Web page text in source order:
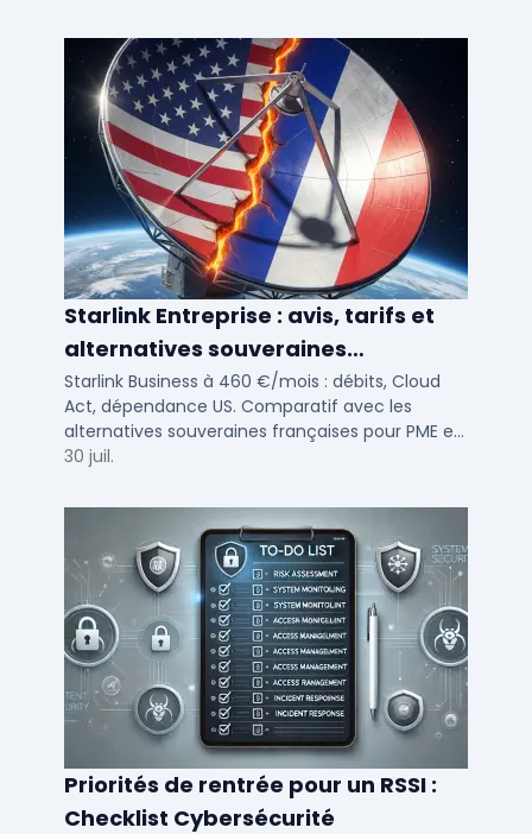
Starlink Entreprise : avis, tarifs et
alternatives souveraines
françaises 2026
Starlink Business à 460 €/mois : débits, Cloud
Act, dépendance US. Comparatif avec les
alternatives souveraines françaises pour PME et
ETI multi-sites. Avis terrain et critères de choix
30 juil.
Priorités de rentrée pour un RSSI :
Checklist Cybersécurité